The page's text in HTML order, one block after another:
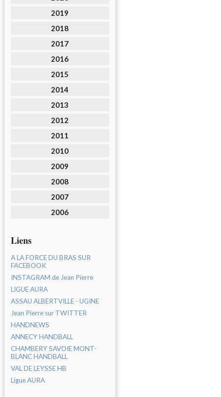
2019
2018
2017
2016
2015
2014
2013
2012
2011
2010
2009
2008
2007
2006
Liens
A LA FORCE DU BRAS SUR
FACEBOOK
INSTAGRAM de Jean Pierre
LIGUE AURA
ASSAU ALBERTVILLE - UGINE
Jean Pierre sur TWITTER
HANDNEWS
ANNECY HANDBALL
CHAMBERY SAVOIE MONT-
BLANC HANDBALL
VAL DE LEYSSE HB
Ligue AURA